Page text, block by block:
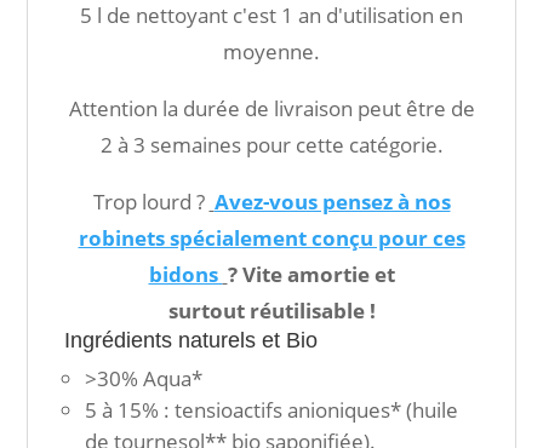
5 l de nettoyant c'est 1 an d'utilisation en
moyenne.
Attention la durée de livraison peut être de
2 à 3 semaines pour cette catégorie.
Trop lourd ? Avez-vous pensez à nos
robinets spécialement conçu pour ces
bidons ? Vite amortie et
surtout réutilisable !
Ingrédients naturels et Bio
>30% Aqua*
5 à 15% : tensioactifs anioniques* (huile
de tournesol** bio saponifiée).